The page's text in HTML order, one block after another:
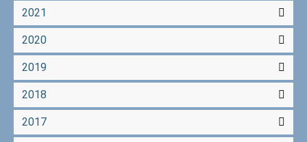
2021
2020
2019
2018
2017